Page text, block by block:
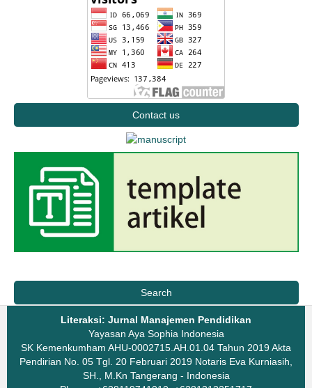
Contact us
Search
Literaksi: Jurnal Manajemen Pendidikan
Yayasan Aya Sophia Indonesia
SK Kemenkumham AHU-0002715.AH.01.04 Tahun 2019 Akta
Pendirian No. 05 Tgl. 20 Februari 2019 Notaris Eva Kurniasih,
SH., M.Kn Tangerang - Indonesia